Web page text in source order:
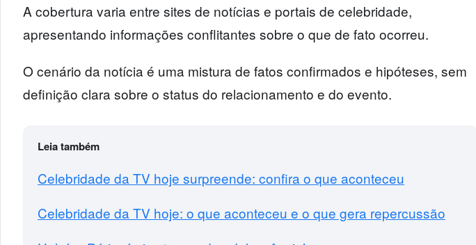
A cobertura varia entre sites de notícias e portais de celebridade,
apresentando informações conflitantes sobre o que de fato ocorreu.
O cenário da notícia é uma mistura de fatos confirmados e hipóteses, sem
definição clara sobre o status do relacionamento e do evento.
Leia também
Celebridade da TV hoje surpreende: confira o que aconteceu
Celebridade da TV hoje: o que aconteceu e o que gera repercussão